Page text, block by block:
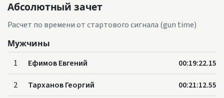
Абсолютный зачет
Расчет по времени от стартового сигнала (gun time)
Мужчины
1 Ефимов Евгений 00:19:22.15
2 Тарханов Георгий 00:21:12.55